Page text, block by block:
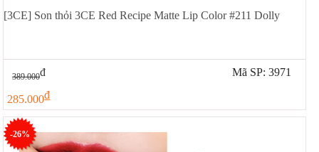
[3CE] Son thỏi 3CE Red Recipe Matte Lip Color #211 Dolly
389.000đ
285.000đ
Mã SP: 3971
-26%